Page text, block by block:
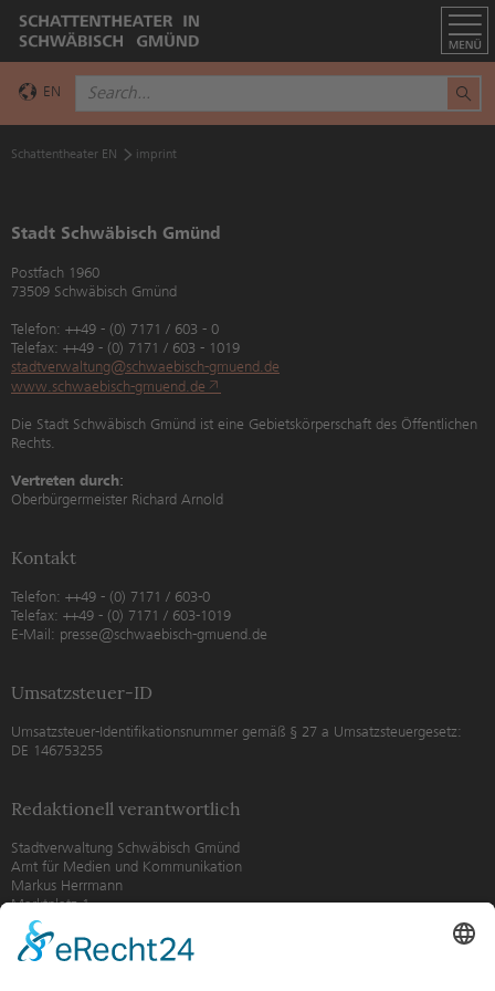
EN
Schattentheater EN imprint
Stadt Schwäbisch Gmünd
Postfach 1960
73509 Schwäbisch Gmünd
Telefon: ++49 - (0) 7171 / 603 - 0
Telefax: ++49 - (0) 7171 / 603 - 1019
stadtverwaltung@schwaebisch-gmuend.de
www.schwaebisch-gmuend.de
Die Stadt Schwäbisch Gmünd ist eine Gebietskörperschaft des Öffentlichen
Rechts.
Vertreten durch:
Oberbürgermeister Richard Arnold
Kontakt
Telefon: ++49 - (0) 7171 / 603-0
Telefax: ++49 - (0) 7171 / 603-1019
E-Mail: presse@schwaebisch-gmuend.de
Umsatzsteuer-ID
Umsatzsteuer-Identifikationsnummer gemäß § 27 a Umsatzsteuergesetz:
DE 146753255
Redaktionell verantwortlich
Stadtverwaltung Schwäbisch Gmünd
Amt für Medien und Kommunikation
Markus Herrmann
Marktplatz 1
73525 Schwäbisch Gmünd
Telefon: ++49 - (0) 7171 / 603 - 1310